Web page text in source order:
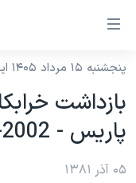
لینکهای
دسترسی
جهش
محتوای
اصلی
نسخه سبک
موضوع ها
ایران
برنامه های تلویزیونی
پنجشنبه ۱۵ مرداد ۱۴۰۵ ایران ۰۹:۰۰
بازداشت
پاريس - 2002-11-26
۰۵ آذر ۱۳۸۱